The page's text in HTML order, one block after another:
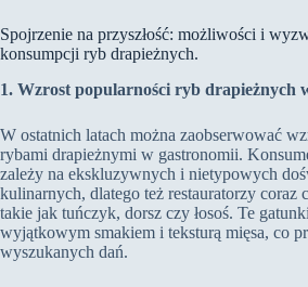
Spojrzenie na przyszłość: możliwości i
konsumpcji ryb drapieżnych.
1. Wzrost popularności ryb drapieżnych
W ostatnich latach można zaobserwować
rybami drapieżnymi w gastronomii.
zależy na ekskluzywnych i nietypowych
kulinarnych, dlatego też restauratorzy coraz
takie jak tuńczyk, dorsz czy łosoś. Te
wyjątkowym smakiem i teksturą mięsa, co
wyszukanych dań.